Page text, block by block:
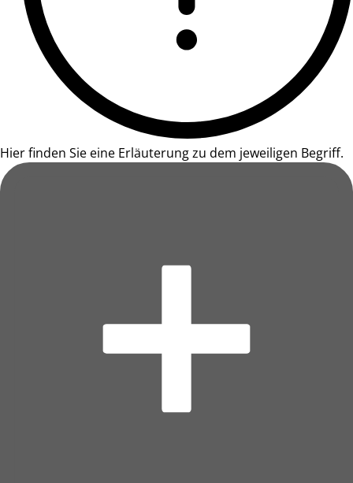
Hier finden Sie eine Erläuterung zu dem jeweiligen Begriff.